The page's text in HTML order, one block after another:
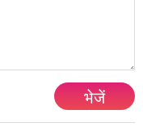
भेजें